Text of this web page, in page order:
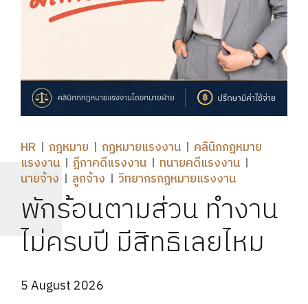
HR กฎหมาย กฏหมายแรงงาน
คลินิกกฎหมาย
แรงงาน
ฎีกาคดีแรงงาน
ทนายคดีแรงงาน
นายจ้าง
ลูกจ้าง วิทยากรกฎหมายแรงงาน
พักร้อนตามส่วน ทำงาน
ไม่ครบปี มีสิทธิเลยไหม
5 August 2026